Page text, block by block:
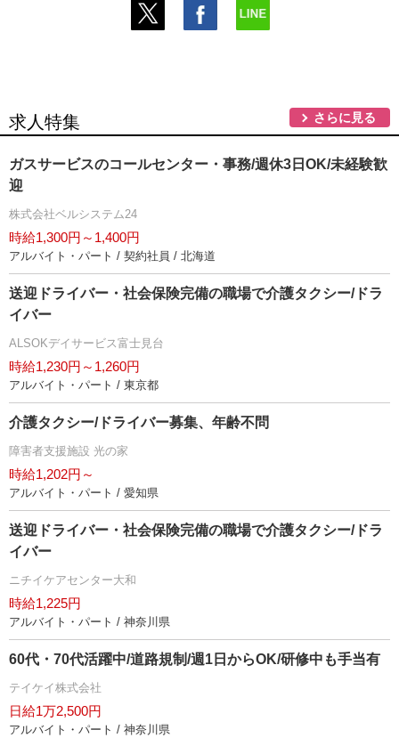
求人特集 さらに見る
ガスサービスのコールセンター・事務/週休3日OK/未経験歓
迎
株式会社ベルシステム24
時給1,300円～1,400円
アルバイト・パート / 契約社員 / 北海道
送迎ドライバー・社会保険完備の職場で介護タクシー/ドラ
イバー
ALSOKデイサービス富士見台
時給1,230円～1,260円
アルバイト・パート / 東京都
介護タクシー/ドライバー募集、年齢不問
障害者支援施設 光の家
時給1,202円～
アルバイト・パート / 愛知県
送迎ドライバー・社会保険完備の職場で介護タクシー/ドラ
イバー
ニチイケアセンター大和
時給1,225円
アルバイト・パート / 神奈川県
60代・70代活躍中/道路規制/週1日からOK/研修中も手当有
テイケイ株式会社
日給1万2,500円
アルバイト・パート / 神奈川県